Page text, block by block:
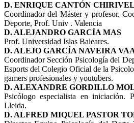
D. ENRIQUE CANTÓN
Coordinador del Máster y profesor.
Deporte, Prof. Univ . Valencia
D. ALEJANDRO GARCÍA MAS
Prof. Universidad Islas Baleares.
D. ALEJO GARCÍA NAVEIRA
Coordinador Sección Psicología del
Esports del Colegio Oficial de la
gamers profesionales y youtubers.
D. ALEXANDRE GORDILLO
Psicólogo especialista en iniciación.
Lleida.
D. ALFRED MIQUEL PASTOR